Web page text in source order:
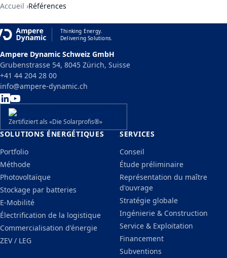
Accueil Références
Thinking Energy.
Delivering Solutions.
Ampere Dynamic Schweiz GmbH
Grubenstrasse 54, 8045 Zürich, Suisse
+41 44 204 28 00
info@ampere-dynamic.ch
Zertifiziert als «Die Solarprofis®»
SOLUTIONS ÉNERGÉTIQUES
Portfolio
Méthode
Photovoltaïque
Stockage par batteries
E-Mobilité
Électrification de la logistique
Commercialisation d'énergie
ZEV / LEG
SERVICES
Conseil
Étude préliminaire
Représentation du maître
d'ouvrage
Stratégie globale
Ingénierie & Construction
Service & Exploitation
Financement
Subventions